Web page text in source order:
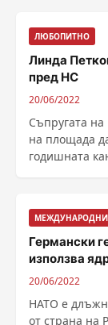
ЛЮБОПИТНО
Линда
пред НС
20/06/2022
Съпругата
на площада
годишната
МЕЖДУНАРОДНИ
Германски
използва
20/06/2022
НАТО е
от страна на